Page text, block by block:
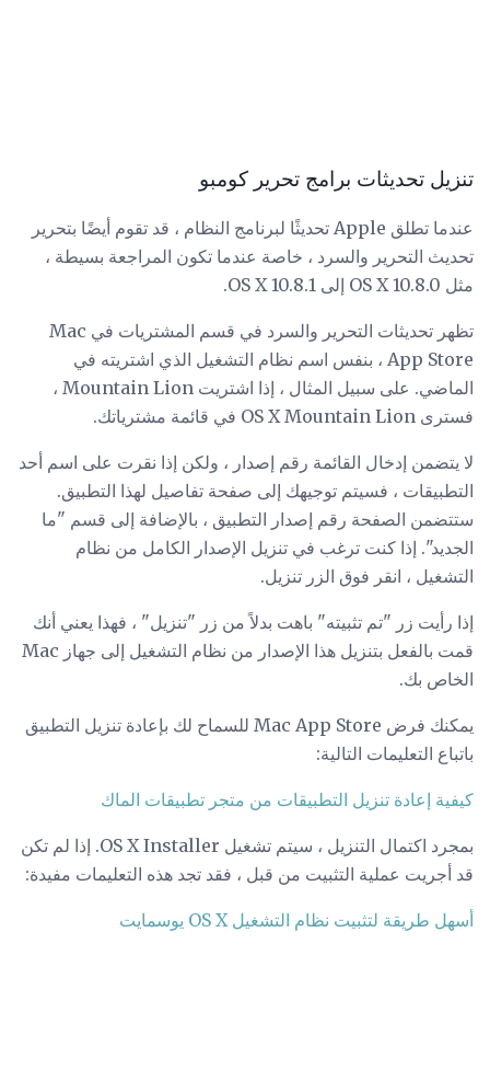
تنزيل تحديثات برامج تحرير كومبو
عندما تطلق Apple تحديثًا لبرنامج النظام ، قد تقوم أيضًا بتحرير
تحديث التحرير والسرد ، خاصة عندما تكون المراجعة بسيطة ،
مثل OS X 10.8.0 إلى OS X 10.8.1.
تظهر تحديثات التحرير والسرد في قسم المشتريات في Mac
App Store ، بنفس اسم نظام التشغيل الذي اشتريته في
الماضي. على سبيل المثال ، إذا اشتريت Mountain Lion ،
فسترى OS X Mountain Lion في قائمة مشترياتك.
لا يتضمن إدخال القائمة رقم إصدار ، ولكن إذا نقرت على اسم أحد
التطبيقات ، فسيتم توجيهك إلى صفحة تفاصيل لهذا التطبيق.
ستتضمن الصفحة رقم إصدار التطبيق ، بالإضافة إلى قسم "ما
الجديد". إذا كنت ترغب في تنزيل الإصدار الكامل من نظام
التشغيل ، انقر فوق الزر تنزيل.
إذا رأيت زر "تم تثبيته" باهت بدلاً من زر "تنزيل" ، فهذا يعني أنك
قمت بالفعل بتنزيل هذا الإصدار من نظام التشغيل إلى جهاز Mac
الخاص بك.
يمكنك فرض Mac App Store للسماح لك بإعادة تنزيل التطبيق
باتباع التعليمات التالية:
كيفية إعادة تنزيل التطبيقات من متجر تطبيقات الماك
بمجرد اكتمال التنزيل ، سيتم تشغيل OS X Installer. إذا لم تكن
قد أجريت عملية التثبيت من قبل ، فقد تجد هذه التعليمات مفيدة:
أسهل طريقة لتثبيت نظام التشغيل OS X يوسمايت